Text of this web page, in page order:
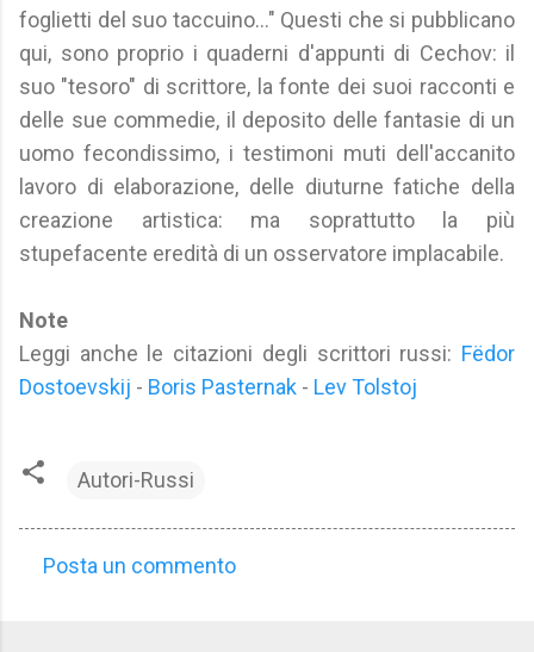
foglietti del suo taccuino..." Questi che si pubblicano
qui, sono proprio i quaderni d'appunti di Cechov: il
suo "tesoro" di scrittore, la fonte dei suoi racconti e
delle sue commedie, il deposito delle fantasie di un
uomo fecondissimo, i testimoni muti dell'accanito
lavoro di elaborazione, delle diuturne fatiche della
creazione artistica: ma soprattutto la più
stupefacente eredità di un osservatore implacabile.
Note
Leggi anche le citazioni degli scrittori russi: Fëdor
Dostoevskij - Boris Pasternak - Lev Tolstoj
Autori-Russi
Posta un commento